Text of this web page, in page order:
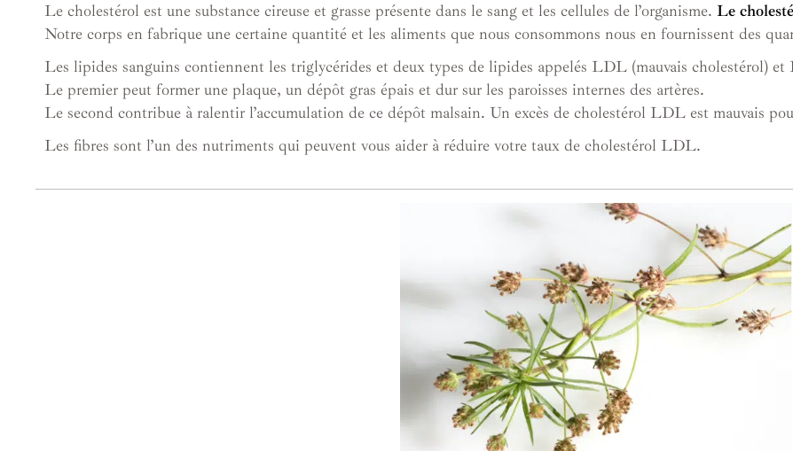
Le cholestérol est une substance cireuse et grasse présente dans le sang et les cellules de l’organisme. Le
Notre corps en fabrique une certaine quantité et les aliments que nous consommons nous en fournissent des
Les lipides sanguins contiennent les triglycérides et deux types de lipides appelés LDL (mauvais cholestérol)
Le premier peut former une plaque, un dépôt gras épais et dur sur les paroisses internes des artères.
Le second contribue à ralentir l’accumulation de ce dépôt malsain. Un excès de cholestérol LDL est mauvais
Les fibres sont l’un des nutriments qui peuvent vous aider à réduire votre taux de cholestérol LDL.